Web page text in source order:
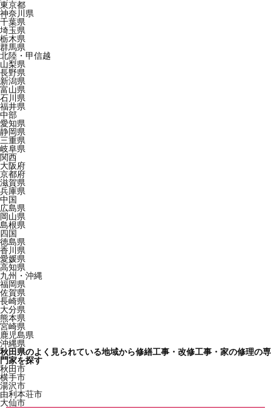
東京都
神奈川県
千葉県
埼玉県
栃木県
群馬県
北陸・甲信越
山梨県
長野県
新潟県
富山県
石川県
福井県
中部
愛知県
静岡県
三重県
岐阜県
関西
大阪府
京都府
滋賀県
兵庫県
中国
広島県
岡山県
島根県
四国
徳島県
香川県
愛媛県
高知県
九州・沖縄
福岡県
佐賀県
長崎県
大分県
熊本県
宮崎県
鹿児島県
沖縄県
秋田県のよく見られている地域から修繕工事・改修工事・家の修理の専
門家を探す
秋田市
横手市
湯沢市
由利本荘市
大仙市